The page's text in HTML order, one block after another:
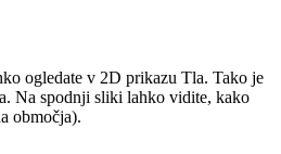
ogledate v 2D prikazu Tla. Tako je
Na spodnji sliki lahko vidite, kako
območja).